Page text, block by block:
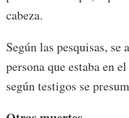
cabeza.
Según las pesquisas, se
persona que estaba en
según testigos se